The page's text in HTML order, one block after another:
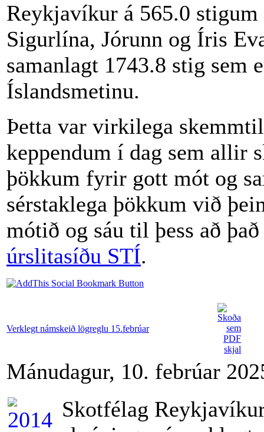
Reykjavíkur á 565.0
Sigurlína, Jórunn og Íris
samanlagt 1743.8 stig sem
Íslandsmetinu.
Þetta var virkilega
keppendum í dag sem allir
þökkum fyrir gott mót og
sérstaklega þökkum við
mótið og sáu til þess að
úrslitasíðu STÍ.
Verklegt námskeið lögreglu 15.febrúar
Mánudagur, 10. febrúar
Skotfélag